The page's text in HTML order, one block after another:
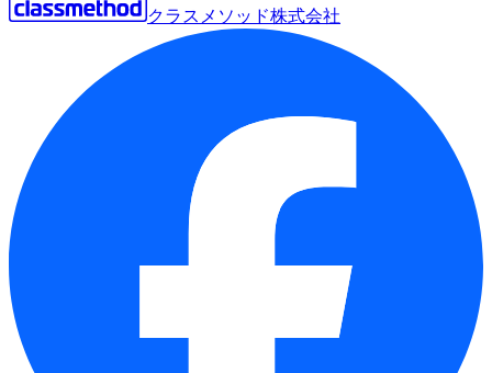
クラスメソッド株式会社